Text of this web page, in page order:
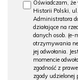
Oświadczam,
Historii Polski,
Administratora
działające na
danych osob. (e-
otrzymywania
jej odwołania.
momencie
zgodność z
zgody udzielonej